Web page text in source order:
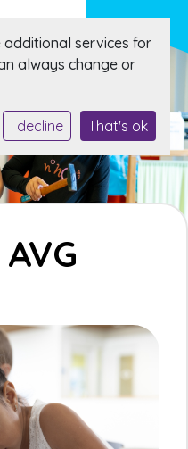
additional services for
always change or
I decline That's ok